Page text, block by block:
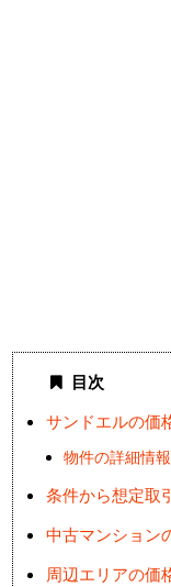
目次
サンドエルの価
物件の詳細情報
条件から想定取
中古マンション
周辺エリアの価